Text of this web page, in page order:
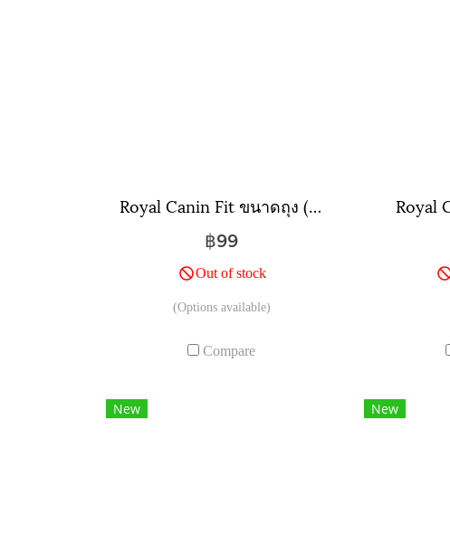
Royal Canin Fit ขนาดถุง ( 400 กรัม , 2 กิโลกรัม , 4 กิโลกรัม )
฿99
Out of stock
(Options available)
Compare
Royal
New New